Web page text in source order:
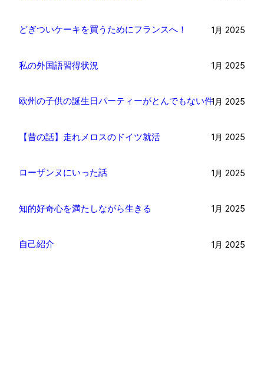
どぎついケーキを買うためにフランスへ！ 1月 2025
私の外国語習得状況 1月 2025
欧州の子供の誕生日パーティーがとんでもない件1月 2025
【昔の話】走れメロスのドイツ就活 1月 2025
ローザンヌにいった話 1月 2025
知的好奇心を満たしながら生きる 1月 2025
自己紹介 1月 2025